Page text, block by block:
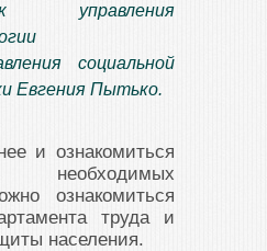
управления
социальной
Евгения Пытько.
и ознакомиться
ознакомиться
труда и
населения.